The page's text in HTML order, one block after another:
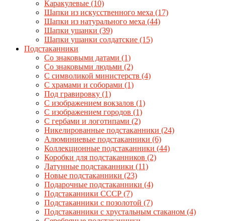
Каракулевые (10)
Шапки из искусственного меха (17)
Шапки из натурального меха (44)
Шапки ушанки (39)
Шапки ушанки солдатские (15)
Подстаканники
Со знаковыми датами (1)
Cо знаковыми людьми (2)
C символикой министерств (4)
C храмами и соборами (1)
Под гравировку (1)
С изображением вокзалов (1)
С изображением городов (1)
С гербами и логотипами (2)
Никелированные подстаканники (24)
Алюминиевые подстаканники (6)
Коллекционные подстаканники (44)
Коробки для подстаканников (2)
Латунные подстаканники (11)
Новые подстаканники (23)
Подарочные подстаканники (4)
Подстаканники СССР (7)
Подстаканники с позолотой (7)
Подстаканники с хрустальным стаканом (4)